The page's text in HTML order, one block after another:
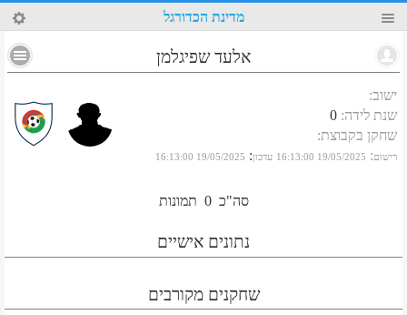
24 מדינת הכדורגל
אלעד שפיגלמן
ישוב:
שנת לידה:
0
שחקן בקבוצת:
רישום:
19/05/2025 16:13:00 עדכון:
19/05/2025 16:13:00
סה"כ 0 תמונות
נתונים אישיים
שחקנים מקורבים